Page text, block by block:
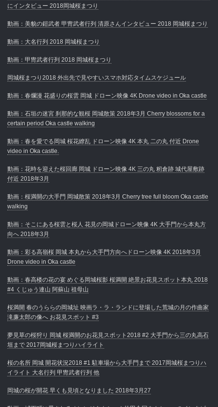
にインタビュー 2018岡城桜まつり
動画：美貌の鎧武者 甲冑武者行列 清原さんインタビュー 2018 岡城桜まつり
動画：大名行列 2018 岡城桜まつり
動画：甲冑武者行列 2018 岡城桜まつり
岡城桜まつり2018 外出先で見やすいスマホ対応タイムスケジュール
動画：春爛漫 花盛りの桜雲 岡城 ドローン映像 4K Drone video in Oka castle
動画：石垣の迷宮 刹那的な観桜 岡城散策 2018年3月 Cherry blossoms for a
certain period Oka castle walking
動画：春を愛でる岡城 桜花繚乱 ドローン映像 4K 本丸 二の丸 付近 Drone
video in Oka castle.
動画：花時を迎えた桜回廊 岡城 ドローン映像 4K 三の丸 籾倉跡 城代屋敷跡
付近 2018年3月
動画：桜満開の大手門 岡城散策 2018年3月 Cherry tree full bloom Oka castle
walking
動画：そこにある桜雲と桜人 花見の岡城ドローン映像 4K 大手門から本丸方
向へ 2018年3月
動画：彩る高嶺桜 岡城 本丸から大手門方向へドローン映像 4K 2018年3月
Drone video in Oka castle
動画：春高楼の花の宴 めぐる岡城桜影 桜満開 絶景お花見スポット本丸 2018
#4 くじゅう連山 阿蘇山 祖母山
桜満開 春のうららの岡城址 映画ラ・ラ・ランドに登場した荒城の月の作曲家
滝廉太郎の像へ お花見スポット #3
夢見草の桜狩り 岡城 桜満開のお花見スポット2018 #2 大手門から三の丸高石
垣まで 2017岡城桜まつりハイライト
桜の名所 岡城 開花状況2018 #1 駐車場から大手門まで 2017岡城桜まつりハ
イライト 大名行列 甲冑武者行列 他
岡城の桜が開花 早くも見頃となりました 2018年3月27